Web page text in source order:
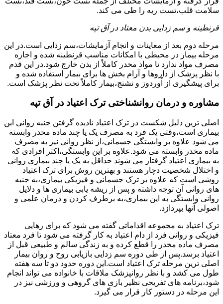
سلامت قلب،تست ریه را طی می کند.
قرنطینه و سم زدایی بدن معتاد در آق تپه
مرحله دوم بعد از معاینات و انجام آزمایشات،سم زدایی است.در این
مرحله بیمار در محیطی با امکانات مناسب قرنطینه شده و اجازه
مصرف مواد ندارد تا مواد مخدر کاملاً از بدن خارج شود.در این قدم
با نظر پزشک از داروها و آرام بخش ها برای بیمار استفاده شده و
برای پیشگیری از اُوردوز و تشنج،بیمار کاملاً تحت نظر پزشک است.
مشاوره و درمان روانشناختی ترک اعتیاد در آق تپه
اصلی ترین دلیل شکست در ترک اعتیاد نادیده گرفتن جنبه روانی این
بیماری است،وقتی یک فرد به مصرف یک یا چند ماده مخدر وابسته
می شود علاوه بر وابستگی جسمانی،از نظر روانی نیز به مصرف
ماده مخدر وابسته می شود.علاوه بر این وابستگی،اکثر افرادی که
به بیماری اعتیاد گرفتار می شوند حداقل به یک یا چند بیماری روانی
و اختلال شخصیت دچار هستند و بهترین روش برای ترک اعتیاد
روشی است که علاوه بر ترک جسمانی و فیزیکی بیماری،به جنبه
های روانی آن توجه داشته و پس از ریشه یابی بیماری ها و دلایل
روانی وابستگی به این بیماری،به برطرف کردن و درمان علمی و
اصولی آنها بپردازد.
ترک اعتیاد به مجموعه اقداماتی گفته می شود که برای رهایی
فیزیکی و روانی فرد از دام اعتیاد به کار گرفته می شود تا فرد معتاد
مصرف ماده مخدر را قطع کرده و به زندگی سالم و طبیعی قبل از
اعتیاد برسد.پس از طی دوره سم زدایی بازیابی روح و روان بیمار
اصلی ترین مرحله ترک اعتیاد است.این دوره حدود دو تا سه هفته
طول می کشد و با نظر روانپزشک ملاقات با خانواده می تواند انجام
شود،برنامه های تفریحی نظیر بازی های گروهی و ورزشی نیز در
این مرحله در دستور کار قرار می گیرد.